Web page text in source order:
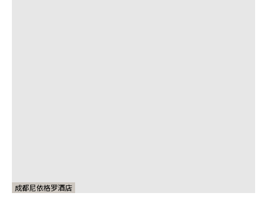
成都尼依格罗酒店